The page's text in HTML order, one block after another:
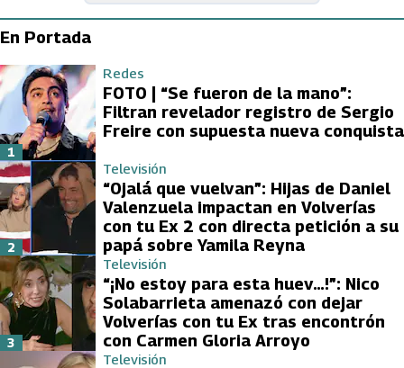
En Portada
Redes
FOTO | “Se fueron de la mano”:
Filtran revelador registro de Sergio
Freire con supuesta nueva conquista
1
Televisión
“Ojalá que vuelvan”: Hijas de Daniel
Valenzuela impactan en Volverías
con tu Ex 2 con directa petición a su
papá sobre Yamila Reyna
2
Televisión
“¡No estoy para esta huev…!”: Nico
Solabarrieta amenazó con dejar
Volverías con tu Ex tras encontrón
con Carmen Gloria Arroyo
3
Televisión